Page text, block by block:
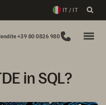
IT / IT
+39 80 0826 980
in SQL?